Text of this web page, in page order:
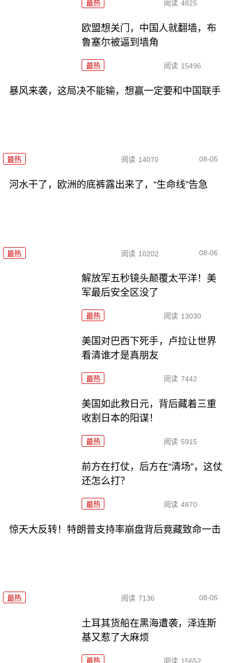
最热 阅读 4825
欧盟想关门，中国人就翻墙，布
鲁塞尔被逼到墙角
最热 阅读 15496
暴风来袭，这局决不能输，想赢一定要和中国联手
最热 阅读 14070 08-05
河水干了，欧洲的底裤露出来了，“生命线”告急
最热 阅读 10202 08-06
解放军五秒镜头颠覆太平洋！美
军最后安全区没了
最热 阅读 13030
美国对巴西下死手，卢拉让世界
看清谁才是真朋友
最热 阅读 7442
美国如此救日元，背后藏着三重
收割日本的阳谋！
最热 阅读 5915
前方在打仗，后方在“清场”，这仗
还怎么打？
最热 阅读 4870
惊天大反转！特朗普支持率崩盘背后竟藏致命一击
最热 阅读 7136 08-05
土耳其货船在黑海遭袭，泽连斯
基又惹了大麻烦
最热 阅读 15652